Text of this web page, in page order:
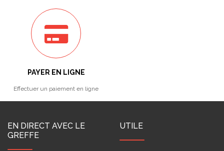
PAYER EN LIGNE
Effectuer un paiement en ligne
EN DIRECT AVEC LE
GREFFE
UTILE